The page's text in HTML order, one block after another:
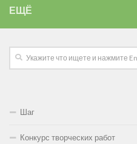
ЕЩЁ
Шаг
Конкурс творческих работ